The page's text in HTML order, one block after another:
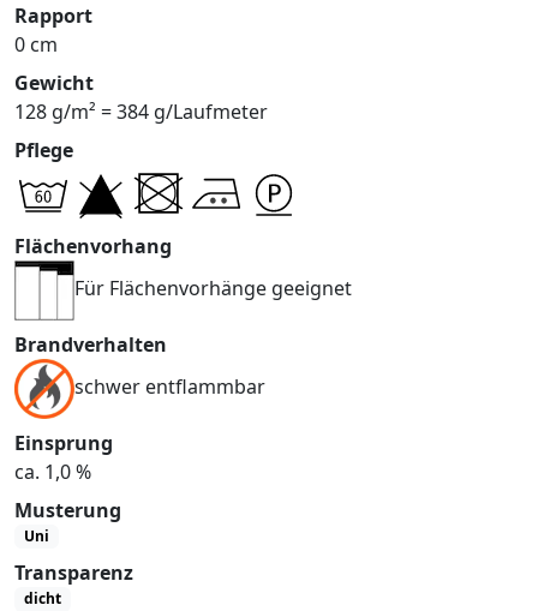
Rapport
0 cm
Gewicht
128 g/m² = 384 g/Laufmeter
Pflege
Flächenvorhang
Für Flächenvorhänge geeignet
Brandverhalten
schwer entflammbar
Einsprung
ca. 1,0 %
Musterung
Uni
Transparenz
dicht